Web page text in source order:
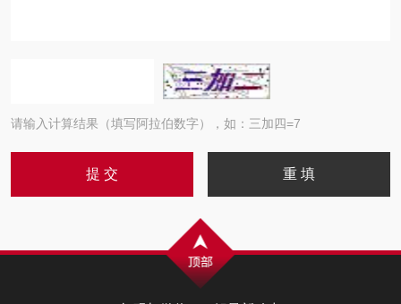
请输入计算结果（填写阿拉伯数字），如：三加四=7